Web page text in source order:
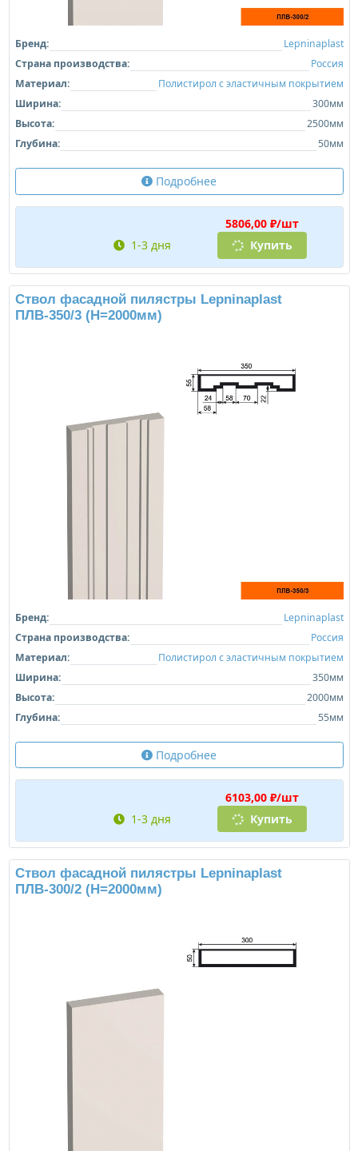
Бренд:
Lepninaplast
Страна производства:
Россия
Материал:
Полистирол с эластичным покрытием
Ширина:
300мм
Высота:
2500мм
Глубина:
50мм
Подробнее
5806,00 ₽/шт
1-3 дня
Купить
Ствол фасадной пилястры Lepninaplast
ПЛВ-350/3 (H=2000мм)
Бренд:
Lepninaplast
Страна производства:
Россия
Материал:
Полистирол с эластичным покрытием
Ширина:
350мм
Высота:
2000мм
Глубина:
55мм
Подробнее
6103,00 ₽/шт
1-3 дня
Купить
Ствол фасадной пилястры Lepninaplast
ПЛВ-300/2 (H=2000мм)